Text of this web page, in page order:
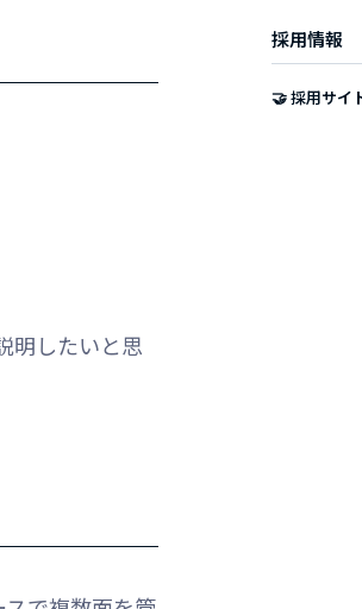
明したいと思
採用情報
🤝 採用サイ